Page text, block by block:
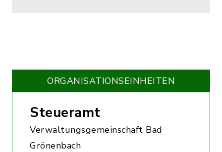
ORGANISATIONS­EINHEITEN
Steueramt
Verwaltungsgemeinschaft Bad
Grönenbach